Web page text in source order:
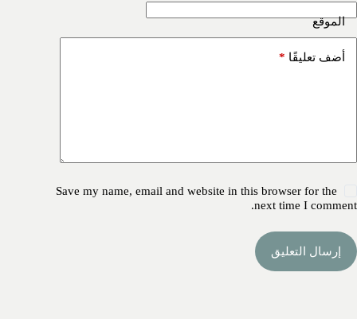
الموقع
أضف تعليقًا *
Save my name, email and website in this browser for the
next time I comment.
إرسال التعليق